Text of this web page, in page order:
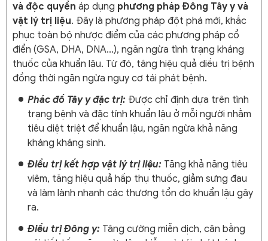
và độc quyền áp dụng phương pháp Đông Tây y và
vật lý trị liệu. Đây là phương pháp đột phá mới, khắc
phục toàn bộ nhược điểm của các phương pháp cổ
điển (GSA, DHA, DNA...), ngăn ngừa tình trạng kháng
thuốc của khuẩn lậu. Từ đó, tăng hiệu quả diều trị bệnh
đồng thời ngăn ngừa nguy cơ tái phát bệnh.
Phác đồ Tây y đặc trị: Được chỉ định dựa trên tình
trạng bệnh và đặc tính khuẩn lậu ở mỗi người nhằm
tiêu diệt triệt để khuẩn lậu, ngăn ngừa khả năng
kháng kháng sinh.
Điều trị kết hợp vật lý trị liệu: Tăng khả năng tiêu
viêm, tăng hiệu quả hấp thụ thuốc, giảm sưng đau
và làm lành nhanh các thương tổn do khuẩn lậu gây
ra.
Điều trị Đông y: Tăng cường miễn dịch, cân bằng